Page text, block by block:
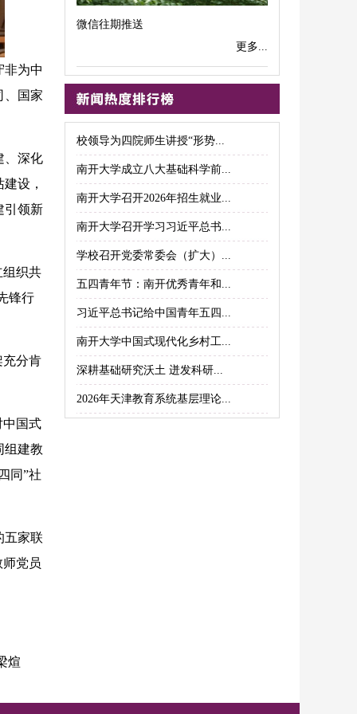
为中
、国家
、深化
设，
引领新
织共
锋行
分肯
国式
组建教
同”社
家联
党员
煊
微信往期推送
更多...
校领导为四院师生讲授“形势...
南开大学成立八大基础科学前...
南开大学召开2026年招生就业...
南开大学召开学习习近平总书...
学校召开党委常委会（扩大）...
五四青年节：南开优秀青年和...
习近平总书记给中国青年五四...
南开大学中国式现代化乡村工...
深耕基础研究沃土 迸发科研...
2026年天津教育系统基层理论...